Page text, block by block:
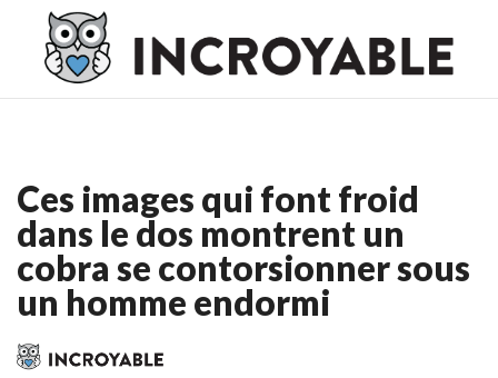
Casino En Ligne France
Casino En Ligne France
Ligne
Ces images qui font froid
dans le dos montrent un
cobra se contorsionner sous
un homme endormi